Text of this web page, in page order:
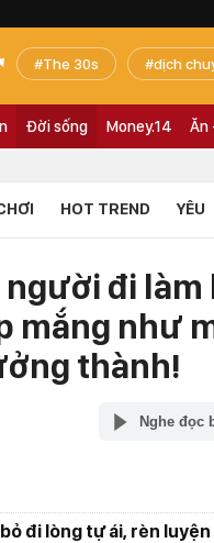
The 30s dịch
Đời sống Money.14 Ăn
HOT TREND YÊU
đi làm
mắng như
thành!
Nghe đọc
đi lòng tự ái, rèn